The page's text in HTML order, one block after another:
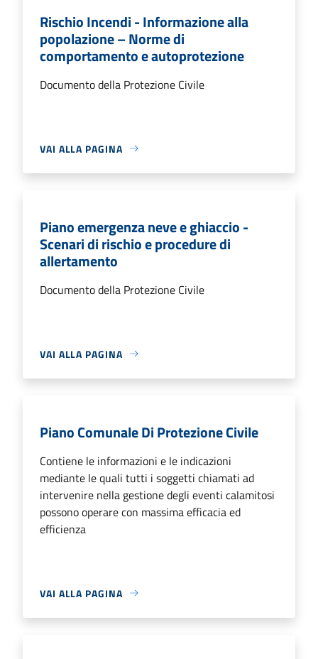
Rischio Incendi - Informazione alla
popolazione – Norme di
comportamento e autoprotezione
Documento della Protezione Civile
VAI ALLA PAGINA
Piano emergenza neve e ghiaccio -
Scenari di rischio e procedure di
allertamento
Documento della Protezione Civile
VAI ALLA PAGINA
Piano Comunale Di Protezione Civile
Contiene le informazioni e le indicazioni
mediante le quali tutti i soggetti chiamati ad
intervenire nella gestione degli eventi calamitosi
possono operare con massima efficacia ed
efficienza
VAI ALLA PAGINA